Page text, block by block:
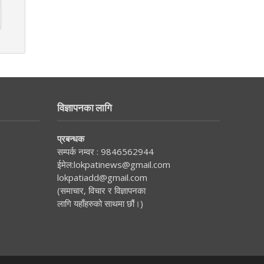
विज्ञापनका लागि
प्रबन्धक
सम्पर्क नम्वर : 9846562944
ईमेल:lokpatinews@gmail.com
lokpatiadd@gmail.com
(समाचार, विचार र विज्ञापनका
लागि यहाँहरुको साथमा छौं।)